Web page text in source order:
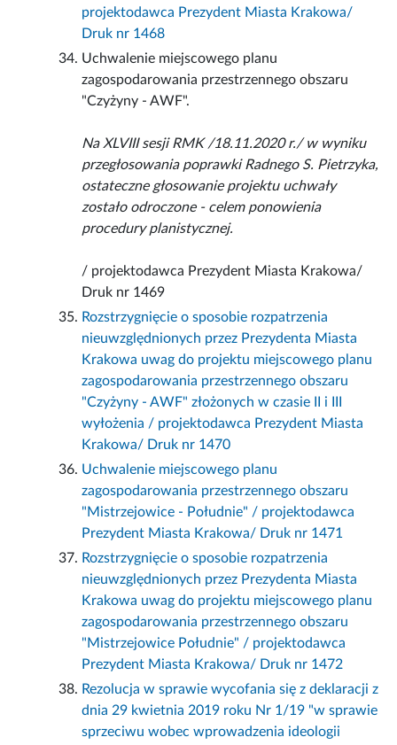
projektodawca Prezydent Miasta Krakowa/
Druk nr 1468
Uchwalenie miejscowego planu
zagospodarowania przestrzennego obszaru
"Czyżyny - AWF".
Na XLVIII sesji RMK /18.11.2020 r./ w wyniku
przegłosowania poprawki Radnego S. Pietrzyka,
ostateczne głosowanie projektu uchwały
zostało odroczone - celem ponowienia
procedury planistycznej.
/ projektodawca Prezydent Miasta Krakowa/
Druk nr 1469
Rozstrzygnięcie o sposobie rozpatrzenia
nieuwzględnionych przez Prezydenta Miasta
Krakowa uwag do projektu miejscowego planu
zagospodarowania przestrzennego obszaru
"Czyżyny - AWF" złożonych w czasie II i III
wyłożenia / projektodawca Prezydent Miasta
Krakowa/ Druk nr 1470
Uchwalenie miejscowego planu
zagospodarowania przestrzennego obszaru
"Mistrzejowice - Południe" / projektodawca
Prezydent Miasta Krakowa/ Druk nr 1471
Rozstrzygnięcie o sposobie rozpatrzenia
nieuwzględnionych przez Prezydenta Miasta
Krakowa uwag do projektu miejscowego planu
zagospodarowania przestrzennego obszaru
"Mistrzejowice Południe" / projektodawca
Prezydent Miasta Krakowa/ Druk nr 1472
Rezolucja w sprawie wycofania się z deklaracji z
dnia 29 kwietnia 2019 roku Nr 1/19 "w sprawie
sprzeciwu wobec wprowadzenia ideologii